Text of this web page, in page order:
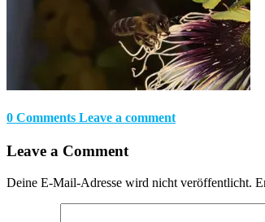
0 Comments Leave a comment
Leave a Comment
Deine E-Mail-Adresse wird nicht veröffentlicht.